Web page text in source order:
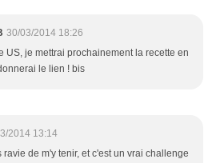
30/03/2014 18:26
US, je mettrai prochainement la recette en
le lien ! bis
2014 13:14
ravie de m'y tenir, et c'est un vrai challenge